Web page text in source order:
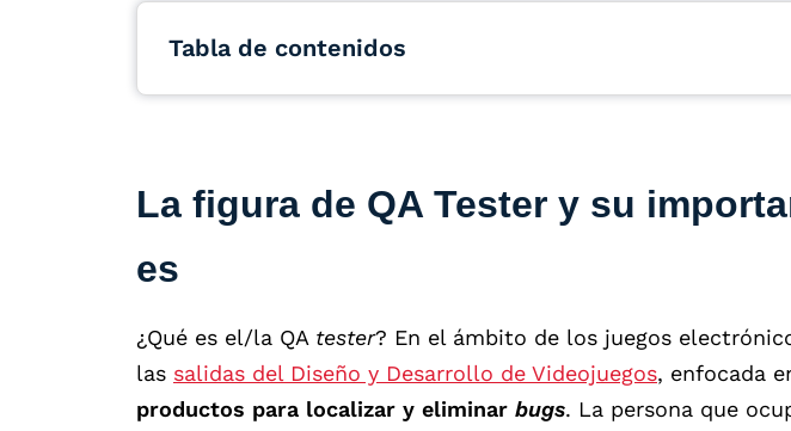
Tabla de contenidos
La figura de QA Tester y su
es
¿Qué es el/la QA tester? En el ámbito de los juegos
las salidas del Diseño y Desarrollo de Videojuegos, enfocada
productos para localizar y eliminar bugs. La persona que